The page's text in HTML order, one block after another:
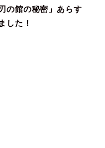
の館の秘密」あらす
した！